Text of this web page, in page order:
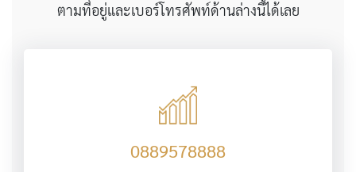
ตามที่อยู่และเบอร์โทรศัพท์ด้านล่างนี้ได้เลย
0889578888